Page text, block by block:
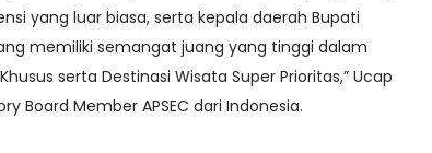
yang luar biasa, serta kepala daerah Bupati
memiliki semangat juang yang tinggi dalam
serta Destinasi Wisata Super Prioritas,” Ucap
Board Member APSEC dari Indonesia.